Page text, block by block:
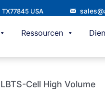
USA
Ressourcen
Cell High Volume